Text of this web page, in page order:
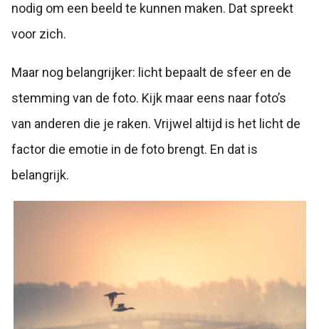
nodig om een beeld te kunnen maken. Dat spreekt
voor zich.
Maar nog belangrijker: licht bepaalt de sfeer en de
stemming van de foto. Kijk maar eens naar foto’s
van anderen die je raken. Vrijwel altijd is het licht de
factor die emotie in de foto brengt. En dat is
belangrijk.